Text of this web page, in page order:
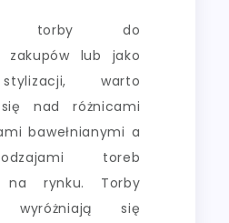
torby do
zakupów lub jako
warto
nad różnicami
bawełnianymi a
toreb
na rynku. Torby
wyróżniają się